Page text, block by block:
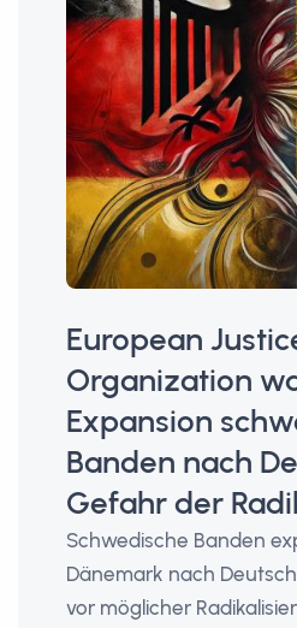
European
Organization
Expansion
Banden nach
Gefahr der
Schwedische Banden
Dänemark nach
vor möglicher